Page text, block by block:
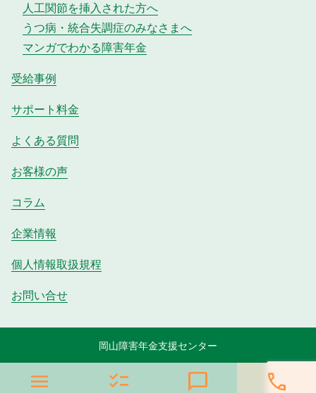
menu checklist chat_bubble phone
人工関節を挿入された方へ
うつ病・統合失調症のみなさまへ
マンガでわかる障害年金
受給事例
サポート料金
よくある質問
お客様の声
コラム
企業情報
個人情報取扱規程
お問い合せ
岡山障害年金支援センター